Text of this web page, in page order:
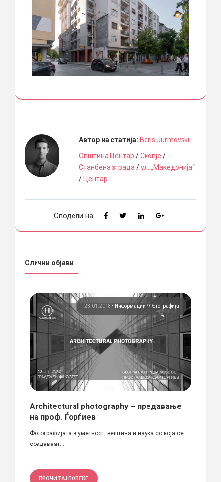
Автор на статија: Boris Jurmovski
Општина Центар /Скопје /
Станбена зграда/ул. „Македонија“
/ Центар
Сподели на:
Слични објави
23.01.2018 • Информации Фотографија
Architectural photography – предавање
на проф. Ѓорѓиев
Фотографијата е уметност, вештина и наука со која се
создаваат...
ПРОЧИТАЈ ПОВЕЌЕ